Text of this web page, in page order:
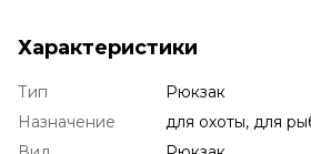
Характеристики
Тип
Рюкзак
Назначение
для охоты, для